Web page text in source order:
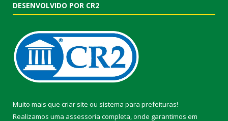
DESENVOLVIDO POR CR2
Muito mais que criar site ou sistema para prefeituras!
Realizamos uma assessoria completa, onde garantimos em